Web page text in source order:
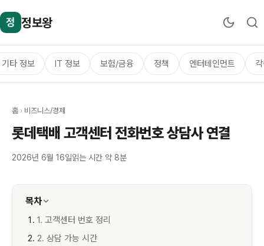
정 정보왕
기타 정보 IT 정보 보험/금융 정책 엔터테인먼트
홈 › 비즈니스/경제
롯데택배 고객센터 전화번호 상담사 연결
2026년 6월 16일읽는 시간 약 8분
목차
1. 고객센터 번호 정리
2. 상담 가능 시간